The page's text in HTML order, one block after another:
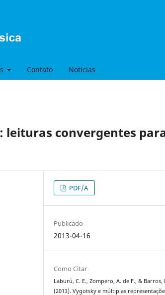
Contato Notícias
leituras convergentes
PDF/A
Publicado
2013-04-16
Como Citar
Laburú, C. E., Zompero, A. de F., & Barros,
(2013). Vygotsky e múltiplas